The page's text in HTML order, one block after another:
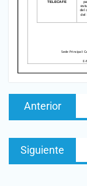
Anterior
Siguiente